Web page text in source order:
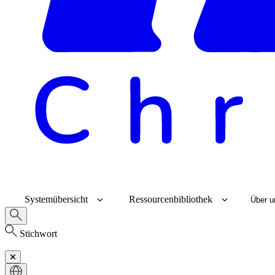
Systemübersicht Ressourcenbibliothek Über
Stichwort